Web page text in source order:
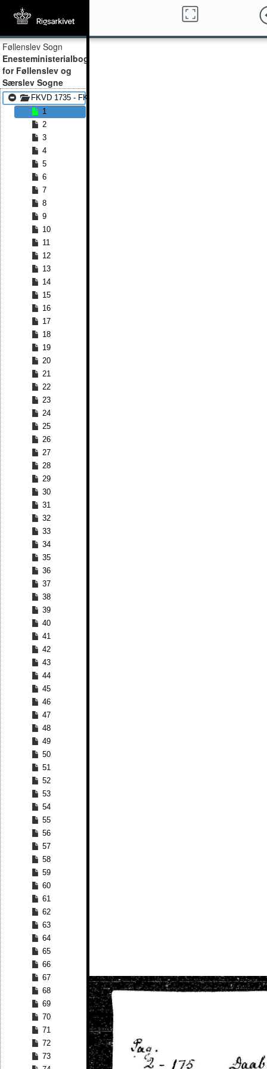
Føllenslev Sogn
Enesteministerialbog
for Føllenslev og
Særslev Sogne
FKVD 1735 - FKVD 1814
1
2
3
4
5
6
7
8
9
10
11
12
13
14
15
16
17
18
19
20
21
22
23
24
25
26
27
28
29
30
31
32
33
34
35
36
37
38
39
40
41
42
43
44
45
46
47
48
49
50
51
52
53
54
55
56
57
58
59
60
61
62
63
64
65
66
67
68
69
70
71
72
73